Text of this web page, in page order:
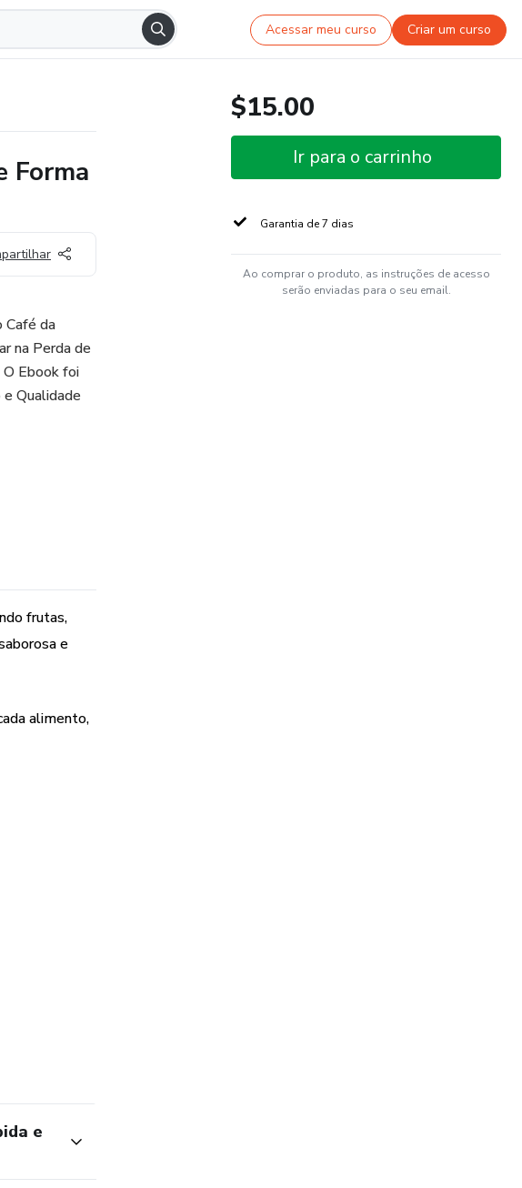
Acessar meu curso Criar um curso
Forma
Café da
na Perda de
Ebook foi
Qualidade
frutas,
e
alimento,
e
$15.00
Ir para o carrinho
Garantia de 7 dias
Ao comprar o produto, as instruções de acesso
serão enviadas para o seu email.